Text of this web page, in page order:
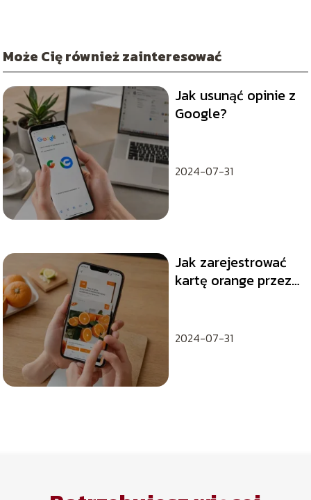
Może Cię również zainteresować
Jak usunąć opinie z
Google?
2024-07-31
Jak zarejestrować
kartę orange przez
2024-07-31